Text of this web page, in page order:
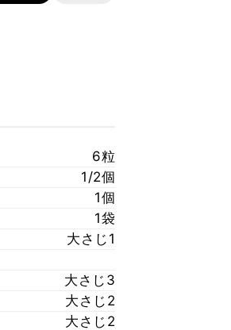
6粒
1/2個
1個
1袋
大さじ1
大さじ3
大さじ2
大さじ2